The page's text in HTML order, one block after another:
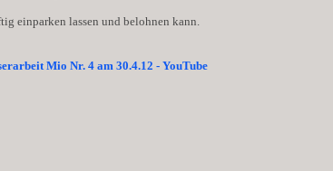
einparken lassen und belohnen kann.
Mio Nr. 4 am 30.4.12 - YouTube